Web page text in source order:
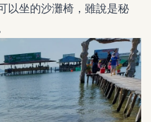
以坐的沙灘椅，雖說是秘